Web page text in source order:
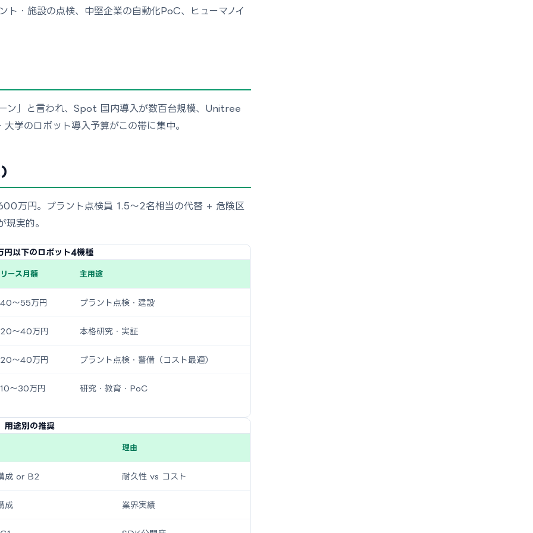
ト・施設の点検、中堅企業の自動化PoC、ヒューマノイ
ン」と言われ、Spot 国内導入が数百台規模、Unitree
学のロボット導入予算がこの帯に集中。
万円。プラント点検員 1.5〜2名相当の代替 + 危険区
実的。
以下のロボット4機種
リース月額 主用途
40〜55万円 プラント点検・建設
20〜40万円 本格研究・実証
20〜40万円 プラント点検・警備（コスト最適）
10〜30万円 研究・教育・PoC
用途別の推奨
理由
成 or B2 耐久性 vs コスト
成 業界実績